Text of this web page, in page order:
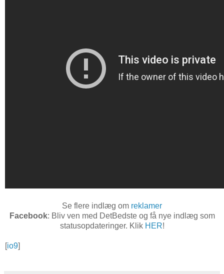
Se flere indlæg om reklamer
Facebook: Bliv ven med DetBedste og få nye indlæg som
statusopdateringer. Klik HER!
[io9]